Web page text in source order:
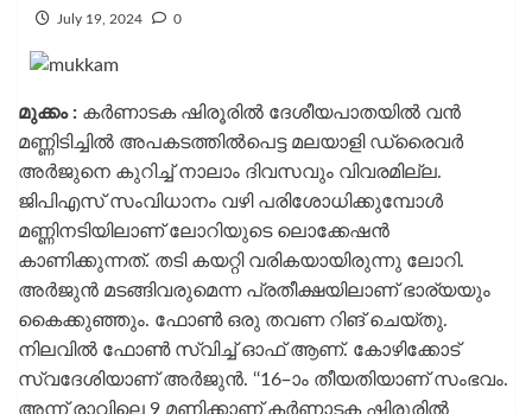
July 19, 2024 0
മുക്കം : കർണാടക ഷിരൂരിൽ ദേശീയപാതയിൽ വൻ
മണ്ണിടിച്ചിൽ അപകടത്തിൽപെട്ട മലയാളി ഡ്രൈവർ
അർജുനെ കുറിച്ച് നാലാം ദിവസവും വിവരമില്ല.
ജിപിഎസ് സംവിധാനം വഴി പരിശോധിക്കുമ്പോൾ
മണ്ണിനടിയിലാണ് ലോറിയുടെ ലൊക്കേഷൻ
കാണിക്കുന്നത്. തടി കയറ്റി വരികയായിരുന്നു ലോറി.
അർജുൻ മടങ്ങിവരുമെന്ന പ്രതീക്ഷയിലാണ് ഭാര്യയും
കൈക്കുഞ്ഞും. ഫോൺ ഒരു തവണ റിങ് ചെയ്തു.
നിലവിൽ ഫോൺ സ്വിച്ച് ഓഫ് ആണ്. കോഴിക്കോട്
സ്വദേശിയാണ് അർജുൻ. ‘‘16–ാം തീയതിയാണ് സംഭവം.
അന്ന് രാവിലെ 9 മണിക്കാണ് കർണാടക ഷിരൂരിൽ